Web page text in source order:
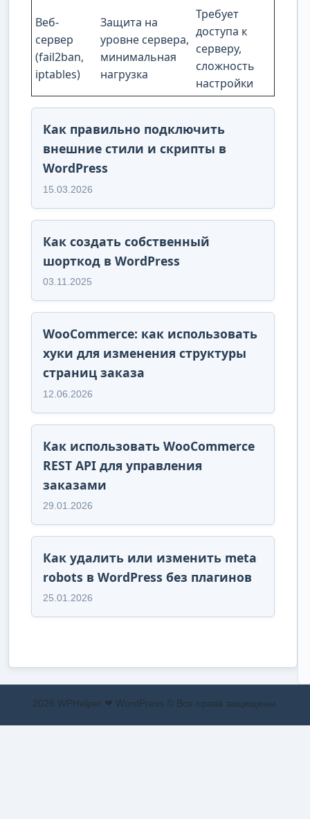
Веб-
сервер
(fail2ban,
iptables)
Защита на
уровне сервера,
минимальная
нагрузка
Требует
доступа к
серверу,
сложность
настройки
Как правильно подключить
внешние стили и скрипты в
WordPress
15.03.2026
Как создать собственный
шорткод в WordPress
03.11.2025
WooCommerce: как использовать
хуки для изменения структуры
страниц заказа
12.06.2026
Как использовать WooCommerce
REST API для управления
заказами
29.01.2026
Как удалить или изменить meta
robots в WordPress без плагинов
25.01.2026
2026 WPHelper ❤ WordPress © Все права защищены.